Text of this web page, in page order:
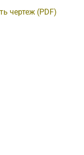
чертеж (PDF)